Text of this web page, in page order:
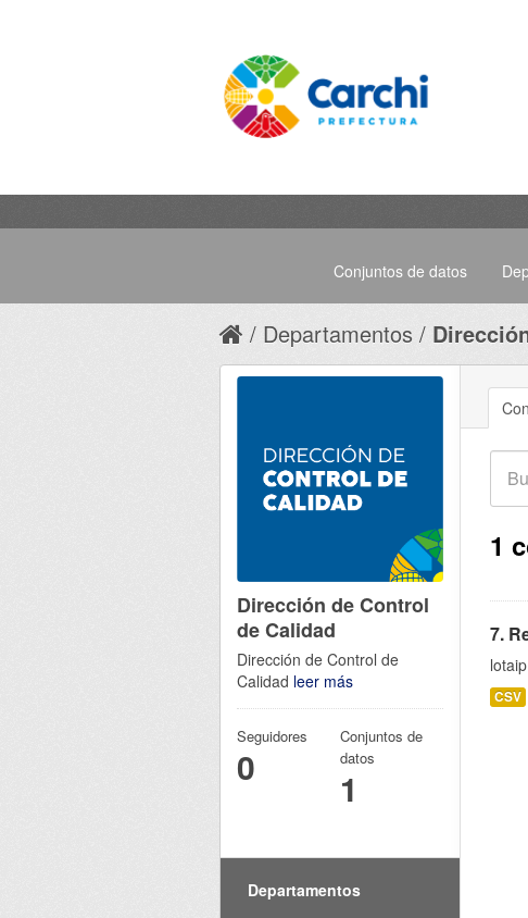
Conjuntos de datos
Departamentos
1
7.
lotaip
CSV
Dirección de Control
de Calidad
Dirección de Control de
Calidad leer más
Seguidores
0
Conjuntos de
datos
1
Departamentos